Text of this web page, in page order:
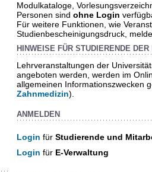
Modulkataloge,
Personen sind ohne Login
Für weitere Funktionen, wie
Studienbescheinigungsdruck,
HINWEISE FÜR STUDIERENDE DER
Lehrveranstaltungen der
angeboten werden, werden im
allgemeinen Informationszwecken
Zahnmedizin).
ANMELDEN
Login für Studierende und
Login für E-Verwaltung